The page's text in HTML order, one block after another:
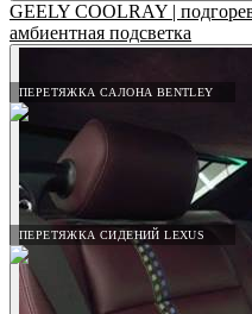
ПЕРЕТЯЖКА САЛОНА BENTLEY
ПЕРЕТЯЖКА СИДЕНИЙ LEXUS
GEELY COOLRAY |
амбиентная подсветка